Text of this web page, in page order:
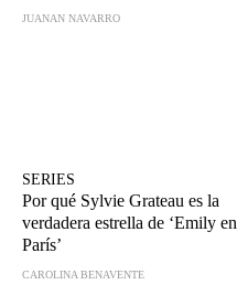
JUANAN NAVARRO
SERIES
Por qué Sylvie Grateau es la
verdadera estrella de ‘Emily en
París’
CAROLINA BENAVENTE